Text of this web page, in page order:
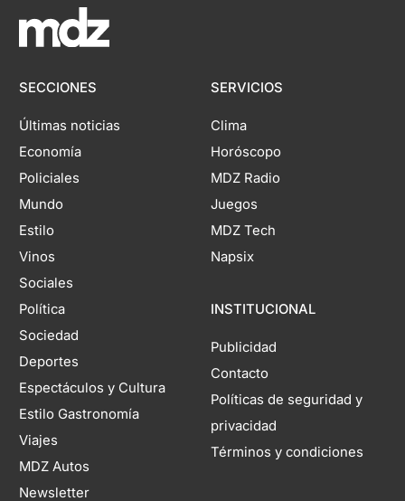
SECCIONES
Últimas noticias
Economía
Policiales
Mundo
Estilo
Vinos
Sociales
Política
Sociedad
Deportes
Espectáculos y Cultura
Estilo Gastronomía
Viajes
MDZ Autos
Newsletter
SERVICIOS
Clima
Horóscopo
MDZ Radio
Juegos
MDZ Tech
Napsix
INSTITUCIONAL
Publicidad
Contacto
Políticas de seguridad y
privacidad
Términos y condiciones